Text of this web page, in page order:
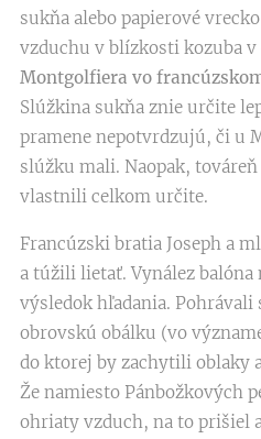
sukňa alebo papierové
vzduchu v blízkosti kozuba v
Montgolfiera vo
Slúžkina sukňa znie určite
pramene nepotvrdzujú, či u
slúžku mali. Naopak,
vlastnili celkom určite.
Francúzski bratia Joseph a
a túžili lietať. Vynález balóna
výsledok hľadania. Pohrávali
obrovskú obálku (vo
do ktorej by zachytili oblaky
Že namiesto Pánbožkových
ohriaty vzduch, na to prišiel